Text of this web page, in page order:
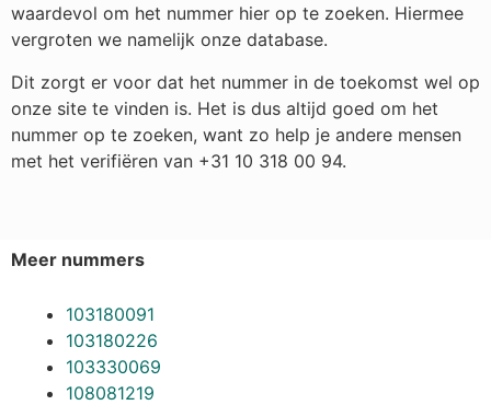
waardevol om het nummer hier op te zoeken. Hiermee
vergroten we namelijk onze database.
Dit zorgt er voor dat het nummer in de toekomst wel op
onze site te vinden is. Het is dus altijd goed om het
nummer op te zoeken, want zo help je andere mensen
met het verifiëren van +31 10 318 00 94.
Meer nummers
103180091
103180226
103330069
108081219